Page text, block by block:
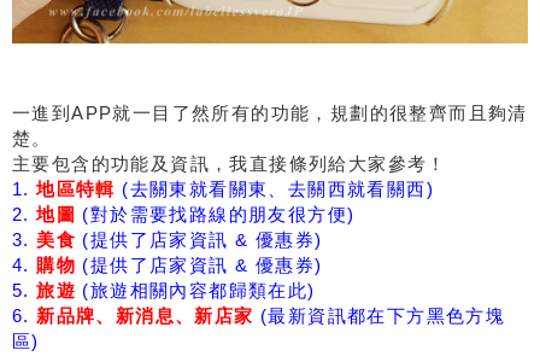
一進到APP就一目了然所有的功能，規劃的很整齊而且夠清
楚。
主要包含的功能及資訊，我直接條列給大家參考！
1. 地區特輯 (去關東就看關東、去關西就看關西)
2.地圖 (對於需要找路線的朋友很方便)
3.美食 (提供了店家資訊 & 優惠券)
4. 購物 (提供了店家資訊 & 優惠券)
5.旅遊 (旅遊相關內容都歸類在此)
6. 新品牌、新消息、新店家 (最新資訊都在下方黑色方塊
區)